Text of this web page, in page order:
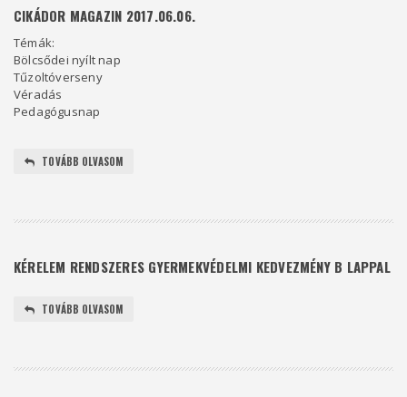
CIKÁDOR MAGAZIN 2017.06.06.
Témák:
Bölcsődei nyílt nap
Tűzoltóverseny
Véradás
Pedagógusnap
TOVÁBB OLVASOM
KÉRELEM RENDSZERES GYERMEKVÉDELMI KEDVEZMÉNY B LAPPAL
TOVÁBB OLVASOM